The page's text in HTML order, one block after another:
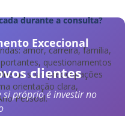
durante a consulta?
amor, carreira, família,
questionamentos
as suas preocupações
orientação clara,
Pessoal.
Excecional
clientes
si próprio é investir no